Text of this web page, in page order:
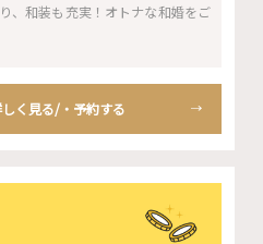
、和装も充実！オトナな和婚をご
く見る/・予約する